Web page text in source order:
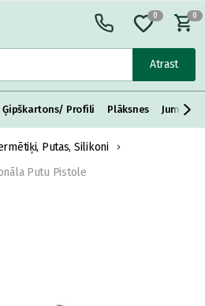
Atrast
0 0
Ģipškartons/ Profili Plāksnes Jumta
Putas, Silikoni
Putu Pistole